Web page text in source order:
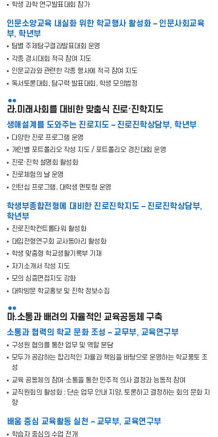
학생 과학 연구발표대회 참가
인문소양교육 내실화 위한 학교행사 활성화 – 인문사회교육
부, 학년부
팀별 주제탐구결과발표대회 운영
각종 경시대회 적극 참여 지도
인문교과와 관련한 각종 행사에 적극 참여 지도
독서토론대회, 탐구력 발표대회, 학생 모의법정
라.미래사회를 대비한 맞춤식 진로·진학지도
생애설계를 도와주는 진로지도 – 진로진학상담부, 학년부
다양한 진로 프로그램 운영
개인별 포트폴리오 작성 지도 / 포트폴리오 경진대회 운영
진로·진학 설명회 활성화
진로체험의 날 운영
인턴십 프로그램, 대학생 멘토링 운영
학생부종합전형에 대비한 진로진학지도 – 진로진학상담부,
학년부
진로진학컨트롤타워 활성화
대입전형연구회 교사동아리 활성화
학생 맞춤형 학교생활기록부 기재
자기소개서 작성 지도
모의 심층면접지도 강화
대학방문 학교홍보 및 진학 정보수집
마.소통과 배려의 자율적인 교육공동체 구축
소통과 협력의 학교 문화 조성 – 교무부, 교육연구부
구성원 협의를 통한 업무 및 역할 분담
모두가 공감하는 합리적인 자율과 책임을 바탕으로 운영하는 학교풍토 조
성
교육 공동체의 참여·소통을 통한 민주적 의사 결정과 능동적 참여
교직원회의 활성화 : 단순 업무 안내 지양, 토론하고 결정하는 회의 문화 지
향
배움 중심 교육활동 실천 – 교무부, 교육연구부
학습자 중심의 수업 전개